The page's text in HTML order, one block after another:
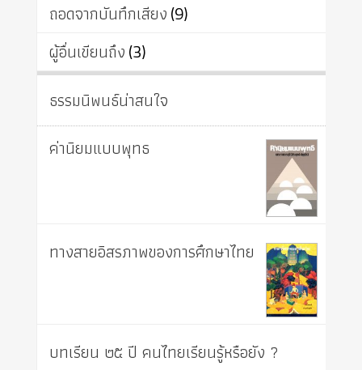
ถอดจากบันทึกเสียง(9)
ผู้อื่นเขียนถึง(3)
ธรรมนิพนธ์น่าสนใจ
ค่านิยมแบบพุทธ
ทางสายอิสรภาพของการศึกษาไทย
บทเรียน ๒๕ ปี คนไทยเรียนรู้หรือยัง ?